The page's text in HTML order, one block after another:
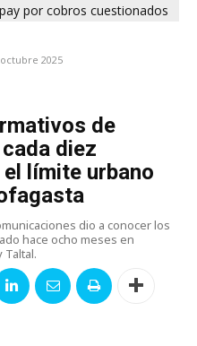
por cobros cuestionados
2025
de
diez
límite urbano
dio a conocer los
hace ocho meses en
Taltal.